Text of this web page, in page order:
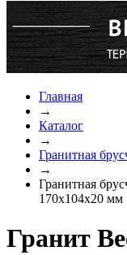
Главная
→
Каталог
→
Гранитная
→
Гранитная
170х104х20 мм
Гранит